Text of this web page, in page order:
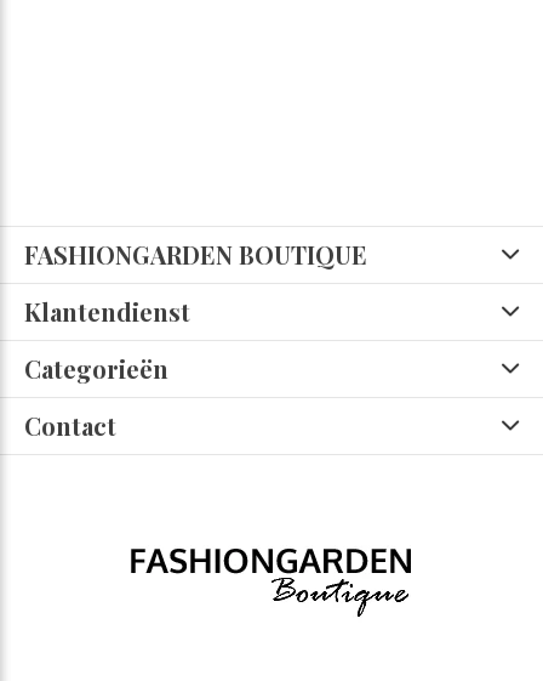
FASHIONGARDEN BOUTIQUE
Klantendienst
Categorieën
Contact